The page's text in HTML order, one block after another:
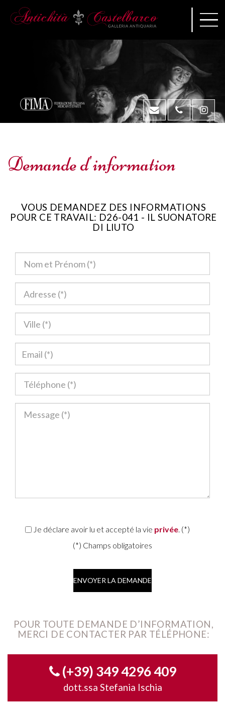
Demande d'information
VOUS DEMANDEZ DES INFORMATIONS
POUR CE TRAVAIL: D26-041 - IL SUONATORE
DI LIUTO
Je déclare avoir lu et accepté la vie privée. (*)
(*) Champs obligatoires
POUR TOUTE DEMANDE D’INFORMATION,
MERCI DE CONTACTER PAR TÉLÉPHONE:
(+39) 349 4296 409
dott.ssa Stefania Ischia